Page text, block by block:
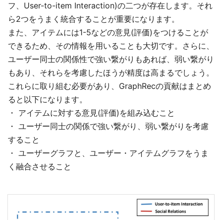
フ、User-to-item Interaction)の二つが存在します。それ
ら2つをうまく統合することが重要になります。
また、アイテムには1-5などの意見(評価)をつけることが
できるため、その情報を用いることも大切です。さらに、
ユーザー同士の関係性で強い繋がりもあれば、弱い繋がり
もあり、それらを考慮したほうが精度は高まるでしょう。
これらに取り組む必要があり、GraphRecの貢献はまとめ
ると以下になります。
・ アイテムに対する意見(評価)を組み込むこと
・ ユーザー同士の関係で強い繋がり、弱い繋がりを考慮
すること
・ ユーザーグラフと、ユーザー・アイテムグラフをうま
く融合させること